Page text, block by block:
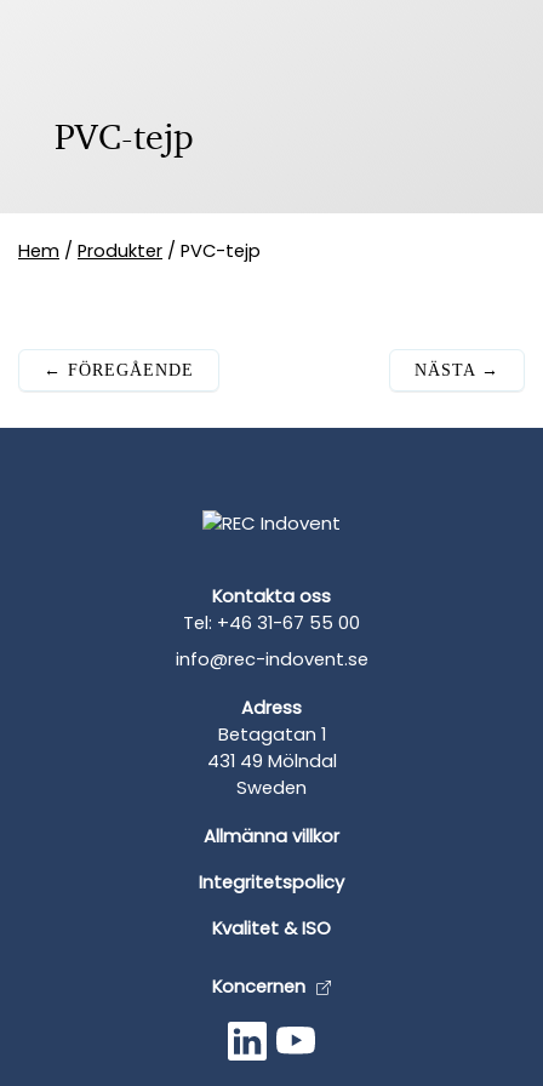
PVC-tejp
Hem / Produkter / PVC-tejp
← FÖREGÅENDE NÄSTA →
Kontakta oss
Tel: +46 31-67 55 00
info@rec-indovent.se
Adress
Betagatan 1
431 49 Mölndal
Sweden
Allmänna villkor
Integritetspolicy
Kvalitet & ISO
Koncernen